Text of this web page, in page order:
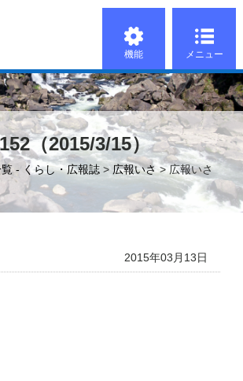
機能 メニュー
（2015/3/15）
- くらし・広報誌 > 広報いさ> 広報いさ
2015年03月13日